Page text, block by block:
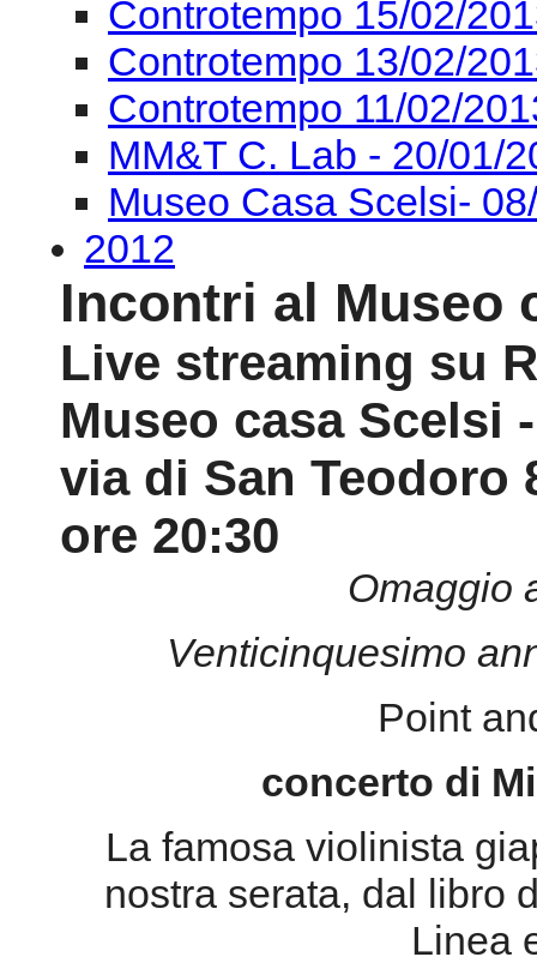
2012
Incontri al Museo
Live streaming su
Museo casa Scelsi
via di San Teodoro
ore 20:30
Omaggio
Venticinquesimo
concerto di
La famosa violinista
nostra serata, dal
Linea
Brian Ferneyhough :